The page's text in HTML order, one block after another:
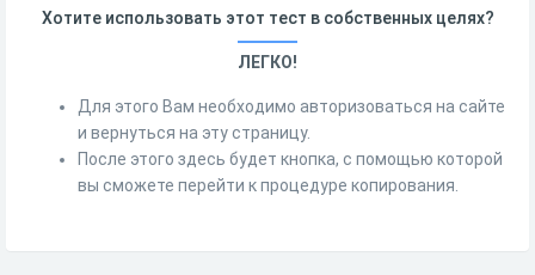
Хотите использовать этот тест в собственных целях?
ЛЕГКО!
Для этого Вам необходимо авторизоваться на сайте
и вернуться на эту страницу.
После этого здесь будет кнопка, с помощью которой
вы сможете перейти к процедуре копирования.